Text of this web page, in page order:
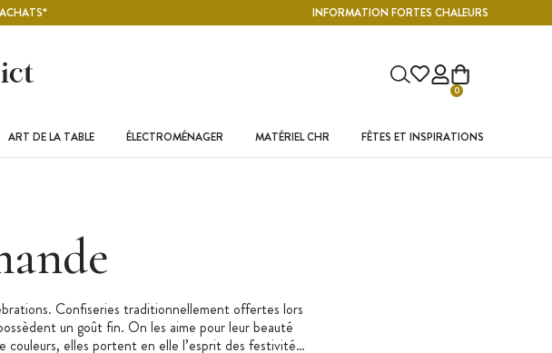
INFORMATION FORTES CHALEURS
0
ART DE LA TABLE ÉLECTROMÉNAGER MATÉRIEL CHR FÊTES ET INSPIRATIONS
Confiseries traditionnellement offertes lors
un goût fin. On les aime pour leur beauté
couleurs, elles portent en elle l’esprit des festivités.